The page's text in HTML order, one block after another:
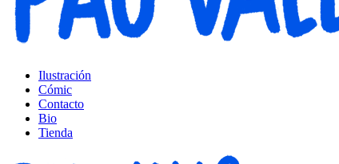
Ilustración
Cómic
Contacto
Bio
Tienda